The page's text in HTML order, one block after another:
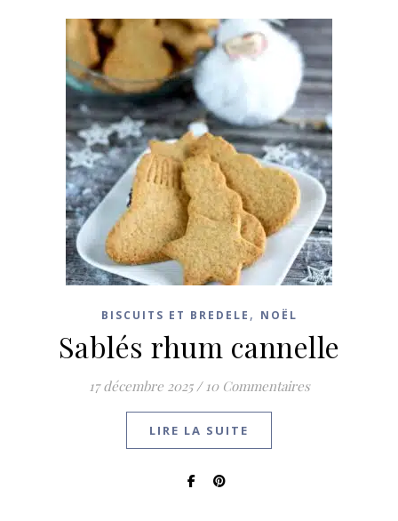
BISCUITS ET BREDELE , NOËL
Sablés rhum cannelle
17 décembre 2025 / 10 Commentaires
LIRE LA SUITE